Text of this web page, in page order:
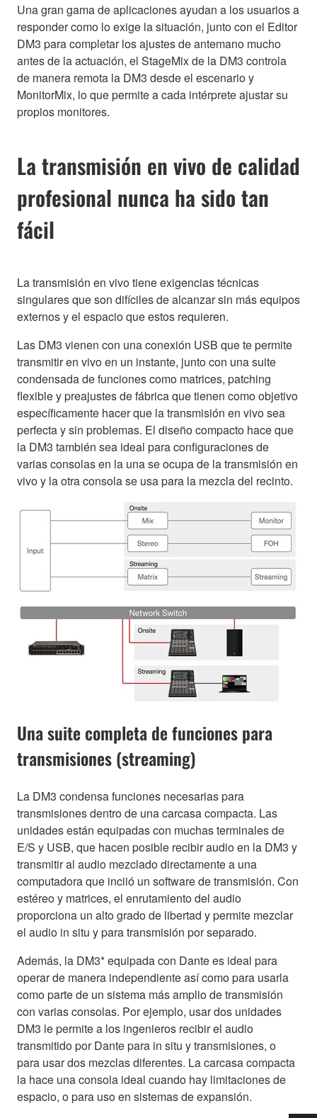
Una gran gama de aplicaciones ayudan a los usuarios a
responder como lo exige la situación, junto con el Editor
DM3 para completar los ajustes de antemano mucho
antes de la actuación, el StageMix de la DM3 controla
de manera remota la DM3 desde el escenario y
MonitorMix, lo que permite a cada intérprete ajustar su
propios monitores.
La transmisión en vivo de calidad
profesional nunca ha sido tan
fácil
La transmisión en vivo tiene exigencias técnicas
singulares que son difíciles de alcanzar sin más equipos
externos y el espacio que estos requieren.
Las DM3 vienen con una conexión USB que te permite
transmitir en vivo en un instante, junto con una suite
condensada de funciones como matrices, patching
flexible y preajustes de fábrica que tienen como objetivo
específicamente hacer que la transmisión en vivo sea
perfecta y sin problemas. El diseño compacto hace que
la DM3 también sea ideal para configuraciones de
varias consolas en la una se ocupa de la transmisión en
vivo y la otra consola se usa para la mezcla del recinto.
Una suite completa de funciones para
transmisiones (streaming)
La DM3 condensa funciones necesarias para
transmisiones dentro de una carcasa compacta. Las
unidades están equipadas con muchas terminales de
E/S y USB, que hacen posible recibir audio en la DM3 y
transmitir al audio mezclado directamente a una
computadora que inciió un software de transmisión. Con
estéreo y matrices, el enrutamiento del audio
proporciona un alto grado de libertad y permite mezclar
el audio in situ y para transmisión por separado.
Además, la DM3* equipada con Dante es ideal para
operar de manera independiente así como para usarla
como parte de un sistema más amplio de transmisión
con varias consolas. Por ejemplo, usar dos unidades
DM3 le permite a los ingenieros recibir el audio
transmitido por Dante para in situ y transmisiones, o
para usar dos mezclas diferentes. La carcasa compacta
la hace una consola ideal cuando hay limitaciones de
espacio, o para uso en sistemas de expansión.